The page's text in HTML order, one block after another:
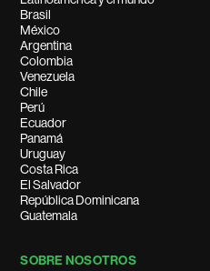
Brasil
México
Argentina
Colombia
Venezuela
Chile
Perú
Ecuador
Panamá
Uruguay
Costa Rica
El Salvador
República Dominicana
Guatemala
SOBRE NOSOTROS